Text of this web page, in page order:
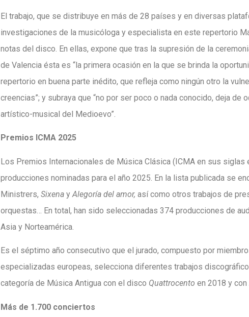
El trabajo, que se distribuye en más de 28 países y en diversas
investigaciones de la musicóloga y especialista en este repertorio
notas del disco. En ellas, expone que tras la supresión de la
de Valencia ésta es “la primera ocasión en la que se brinda la
repertorio en buena parte inédito, que refleja como ningún otro la
creencias”; y subraya que “no por ser poco o nada conocido, deja de
artístico-musical del Medioevo”.
Premios ICMA 2025
Los Premios Internacionales de Música Clásica (ICMA en sus siglas
producciones nominadas para el año 2025. En la lista publicada se
Ministrers, Sixena y Alegoría del amor, así como otros trabajos de
orquestas… En total, han sido seleccionadas 374 producciones de
Asia y Norteamérica.
Es el séptimo año consecutivo que el jurado, compuesto por
especializadas europeas, selecciona diferentes trabajos
categoría de Música Antigua con el disco Quattrocento en 2018 y con
Más de 1.700 conciertos